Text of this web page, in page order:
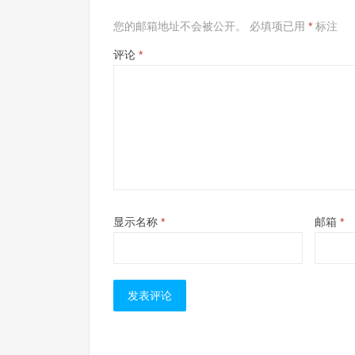
您的邮箱地址不会被公开。 必填项已用 * 标注
评论 *
显示名称 * 邮箱 *